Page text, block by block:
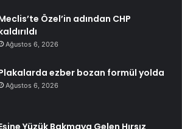
Özel’in adından CHP
Ağustos 6, 2026
ezber bozan formül yolda
Ağustos 6, 2026